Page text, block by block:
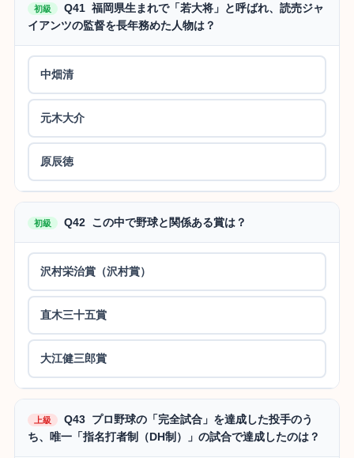
初級
Q41 福岡県生まれで「若大将」と呼ばれ、読売ジャ
イアンツの監督を長年務めた人物は？
中畑清
元木大介
原辰徳
初級 Q42 この中で野球と関係ある賞は？
沢村栄治賞（沢村賞）
直木三十五賞
大江健三郎賞
上級
Q43 プロ野球の「完全試合」を達成した投手のう
ち、唯一「指名打者制（DH制）」の試合で達成したのは？